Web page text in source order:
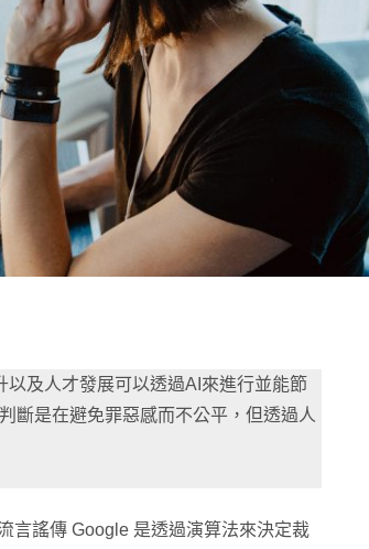
及人才發展可以透過AI來進行並能節
斷是在避免罪惡感而不公平，但透過人
言謠傳 Google 是透過演算法來決定裁